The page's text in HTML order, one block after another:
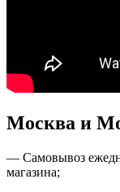
Москва и
— Самовывоз
магазина;